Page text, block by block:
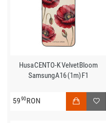
Husa CENTO-K Velvet Bloom
Samsung A16 (1m) F1
5990RON